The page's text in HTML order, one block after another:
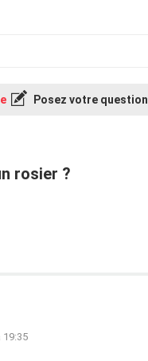
Posez votre question
rosier ?
19:35